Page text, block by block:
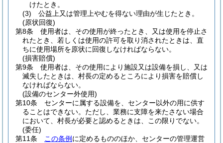
けたとき。
(3)
公益上又は管理上やむを得ない理由が生じたとき。
(原状回復)
第8条
使用者は、その使用が終ったとき、又は使用を停止さ
れたとき、若しくは使用の許可を取り消されたときは、直
ちに使用場所を原状に回復しなければならない。
(損害賠償)
第9条
使用者は、その使用により施設又は設備を損し、又は
滅失したときは、村長の定めるところにより損害を賠償し
なければならない。
(設備のセンター外使用)
第10条
センターに属する設備を、センター以外の用に供す
ることはできない。 ただし、業務に支障を来たさない場合
において、村長が必要と認めるときは、この限りでない。
(委任)
第11条
この条例 に定めるもののほか、センターの管理運営